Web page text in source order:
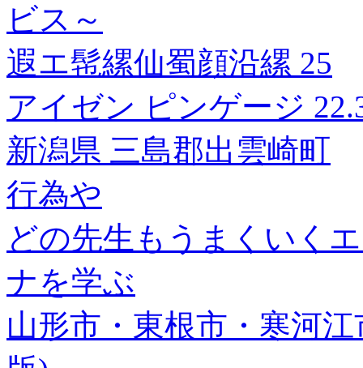
ビス～
遐エ髢縲仙蜀顔沿縲 25
アイゼン ピンゲージ
新潟県 三島郡出雲崎町
行為や
どの先生もうまくいく
ナを学ぶ
山形市・東根市・寒河